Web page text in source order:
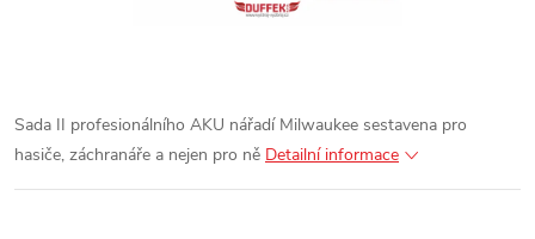
Sada II profesionálního AKU nářadí Milwaukee sestavena pro
hasiče, záchranáře a nejen pro ně Detailní informace